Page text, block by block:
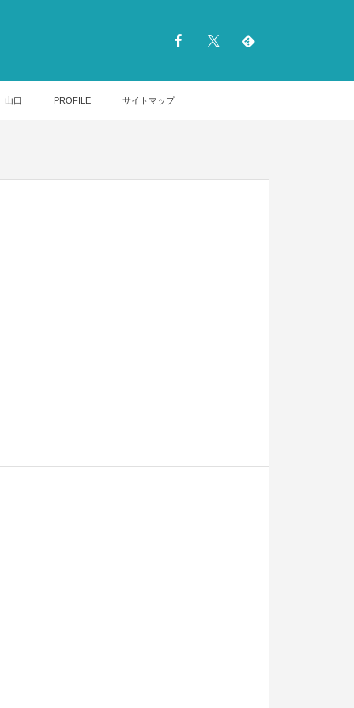
山口 PROFILE サイトマップ